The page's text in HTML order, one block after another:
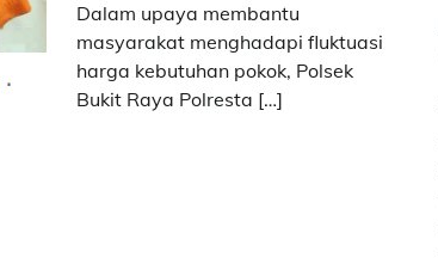
Dalam upaya membantu
masyarakat menghadapi fluktuasi
harga kebutuhan pokok, Polsek
Bukit Raya Polresta […]